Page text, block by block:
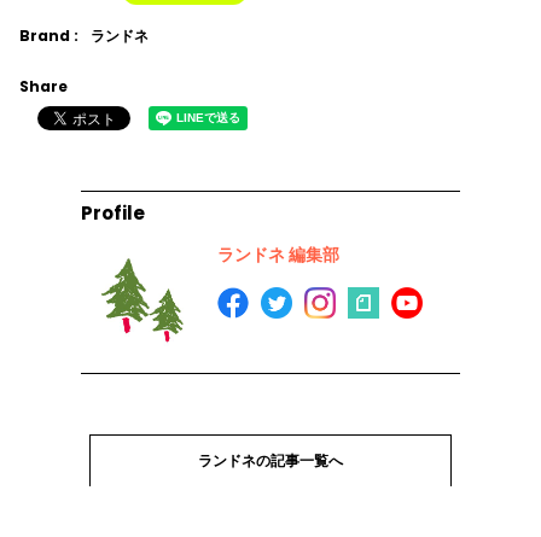
Brand : ランドネ
Share
Profile
ランドネ 編集部
ランドネの記事一覧へ